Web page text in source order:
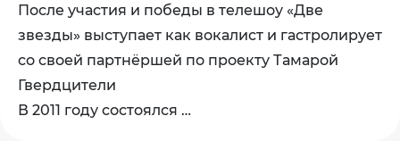
После участия и победы в телешоу «Две
звезды» выступает как вокалист и гастролирует
со своей партнёршей по проекту Тамарой
Гвердцители
В 2011 году состоялся …